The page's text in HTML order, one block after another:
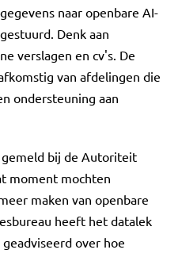
naar openbare AI-
Denk aan
verslagen en cv's. De
van afdelingen die
ondersteuning aan
bij de Autoriteit
moment mochten
maken van openbare
heeft het datalek
over hoe